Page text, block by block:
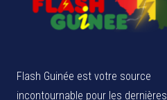
Flash Guinée est votre source
incontournable pour les dernières